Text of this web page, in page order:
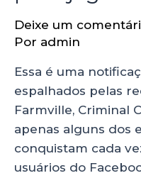
Deixe um
Por admin
Essa é uma
espalhados pelas
Farmville, Criminal
apenas alguns dos
conquistam cada
usuários do